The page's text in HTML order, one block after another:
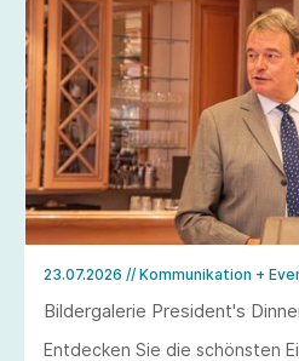
23.07.2026 // Kommunikation +
Bildergalerie President's
Entdecken Sie die schönsten